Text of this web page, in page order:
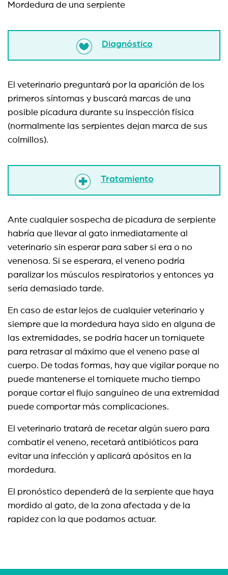
Mordedura de una serpiente
Diagnóstico
El veterinario preguntará por la aparición de los
primeros síntomas y buscará marcas de una
posible picadura durante su inspección física
(normalmente las serpientes dejan marca de sus
colmillos).
Tratamiento
Ante cualquier sospecha de picadura de serpiente
habría que llevar al gato inmediatamente al
veterinario sin esperar para saber si era o no
venenosa. Si se esperara, el veneno podría
paralizar los músculos respiratorios y entonces ya
sería demasiado tarde.
En caso de estar lejos de cualquier veterinario y
siempre que la mordedura haya sido en alguna de
las extremidades, se podría hacer un torniquete
para retrasar al máximo que el veneno pase al
cuerpo. De todas formas, hay que vigilar porque no
puede mantenerse el torniquete mucho tiempo
porque cortar el flujo sanguíneo de una extremidad
puede comportar más complicaciones.
El veterinario tratará de recetar algún suero para
combatir el veneno, recetará antibióticos para
evitar una infección y aplicará apósitos en la
mordedura.
El pronóstico dependerá de la serpiente que haya
mordido al gato, de la zona afectada y de la
rapidez con la que podamos actuar.